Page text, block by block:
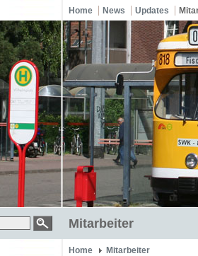
Home News Updates
Mitarbeiter
Home Mitarbeiter